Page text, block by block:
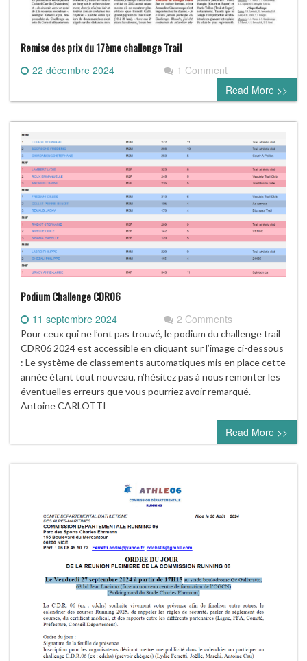
Remise des prix du 17ème challenge Trail
22 décembre 2024
1 Comment
Read More >>
Podium Challenge CDR06
11 septembre 2024 2 Comments
Pour ceux qui ne l’ont pas trouvé, le podium du challenge trail
CDR06 2024 est accessible en cliquant sur l’image ci-dessous
: Le système de classements automatiques mis en place cette
année étant tout nouveau, n’hésitez pas à nous remonter les
éventuelles erreurs que vous pourriez avoir remarqué.
Antoine CARLOTTI
Read More >>